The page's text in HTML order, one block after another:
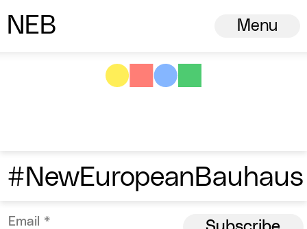
N ew
European
B Menu
#NewEuropeanBauhaus